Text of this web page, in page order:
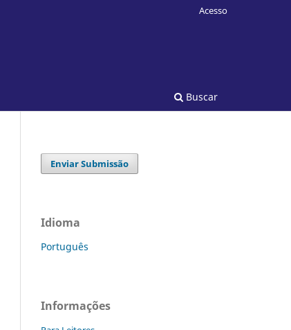
Buscar
Acesso
Enviar Submissão
Idioma
Português
Informações